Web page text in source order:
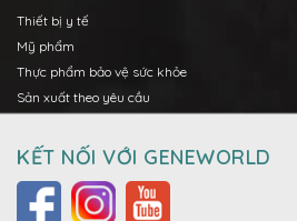
Thiết bị y tế
Mỹ phẩm
Thực phẩm bảo vệ sức khỏe
Sản xuất theo yêu cầu
KẾT NỐI VỚI GENEWORLD